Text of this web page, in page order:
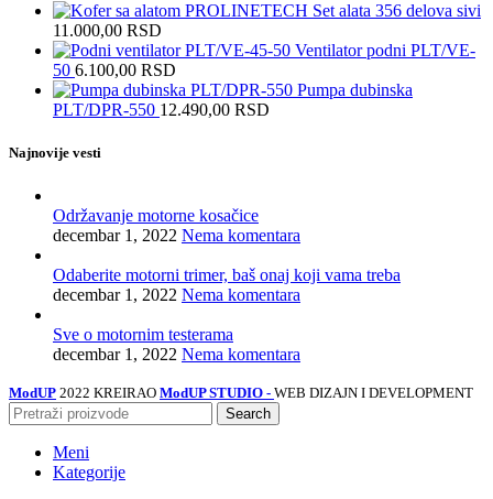
PROLINETECH Set alata 356 delova sivi
11.000,00 RSD
Ventilator podni PLT/VE-
50 6.100,00 RSD
Pumpa dubinska
PLT/DPR-550 12.490,00 RSD
Najnovije vesti
Održavanje motorne kosačice
decembar 1, 2022 Nema komentara
Odaberite motorni trimer, baš onaj koji vama treba
decembar 1, 2022 Nema komentara
Sve o motornim testerama
decembar 1, 2022 Nema komentara
ModUP 2022 KREIRAO ModUP STUDIO - WEB DIZAJN I DEVELOPMENT
Search
Meni
Kategorije